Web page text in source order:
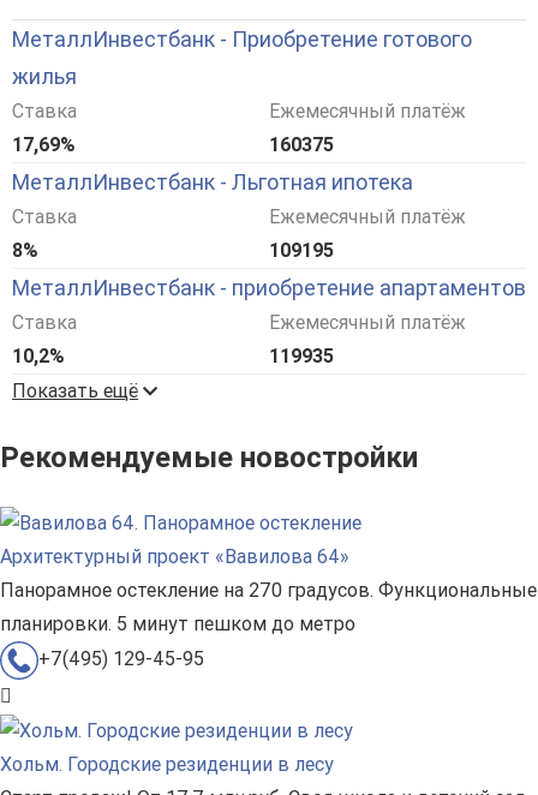
МеталлИнвестбанк - Приобретение готового
жилья
Ставка
17,69%
Ежемесячный платёж
160375
МеталлИнвестбанк - Льготная ипотека
Ставка
8%
Ежемесячный платёж
109195
МеталлИнвестбанк - приобретение апартаментов
Ставка
10,2%
Ежемесячный платёж
119935
Показать ещё
Рекомендуемые новостройки
Архитектурный проект «Вавилова 64»
Панорамное остекление на 270 градусов. Функциональные
планировки. 5 минут пешком до метро
+7(495) 129-45-95
Хольм. Городские резиденции в лесу